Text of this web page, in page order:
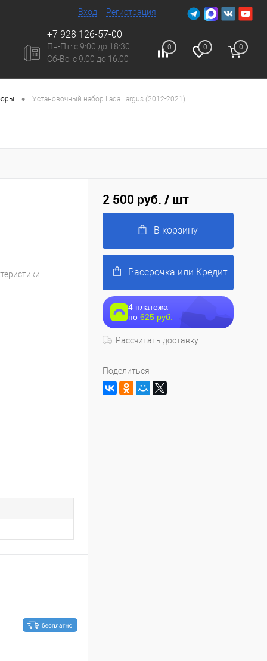
Вход Регистрация
+7 928 126-57-00
Пн-Пт: с 9:00 до 18:30
Сб-Вc: с 9:00 до 16:00
0 0 0
• Установочный набор Lada Largus (2012-2021)
2 500 руб. / шт
В корзину
Рассрочка или Кредит
4 платежа
по 625 руб.
Рассчитать доставку
Поделиться